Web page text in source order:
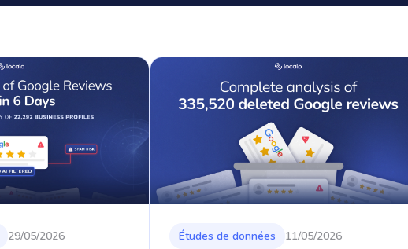
29/05/2026 Études de données 11/05/2026